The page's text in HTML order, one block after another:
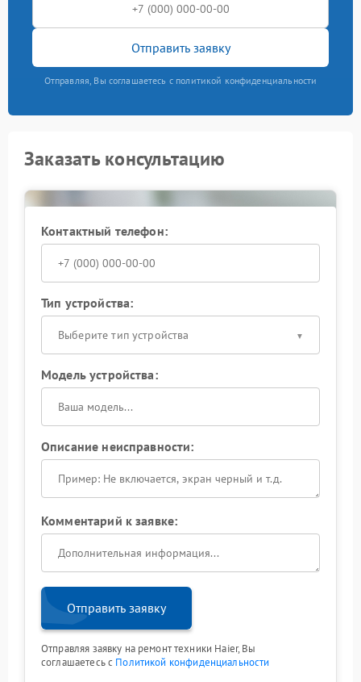
Отправить заявку
Отправляя, Вы соглашаетесь с политикой конфиденциальности
Заказать консультацию
Контактный телефон:
Тип устройства:
Выберите тип устройства
Модель устройства:
Описание неисправности:
Комментарий к заявке:
Отправить заявку
Отправляя заявку на ремонт техники Haier, Вы
соглашаетесь с Политикой конфиденциальности